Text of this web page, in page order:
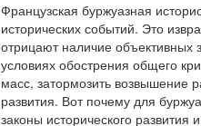
Французская буржуазная
исторических событий. Это
отрицают наличие объективных
условиях обострения общего
масс, затормозить возвышение
развития. Вот почему для
законы исторического